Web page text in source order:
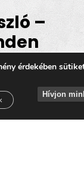
–
vagy
érdekében
Hívjon